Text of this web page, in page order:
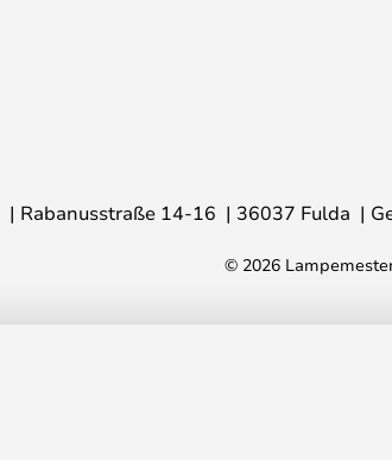
Rabanusstraße 14-16 36037 Fulda
© 2026